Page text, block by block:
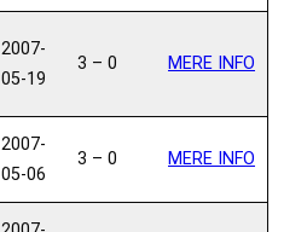
2007-
05-19
3 – 0 MERE INFO
2007-
05-06
3 – 0 MERE INFO